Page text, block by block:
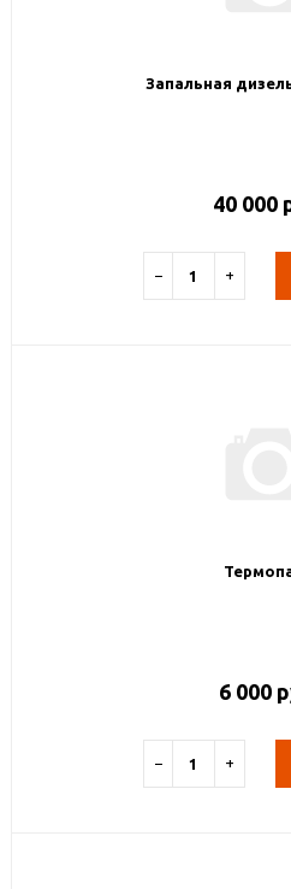
Запальная
40 000
− +
6 000
− +